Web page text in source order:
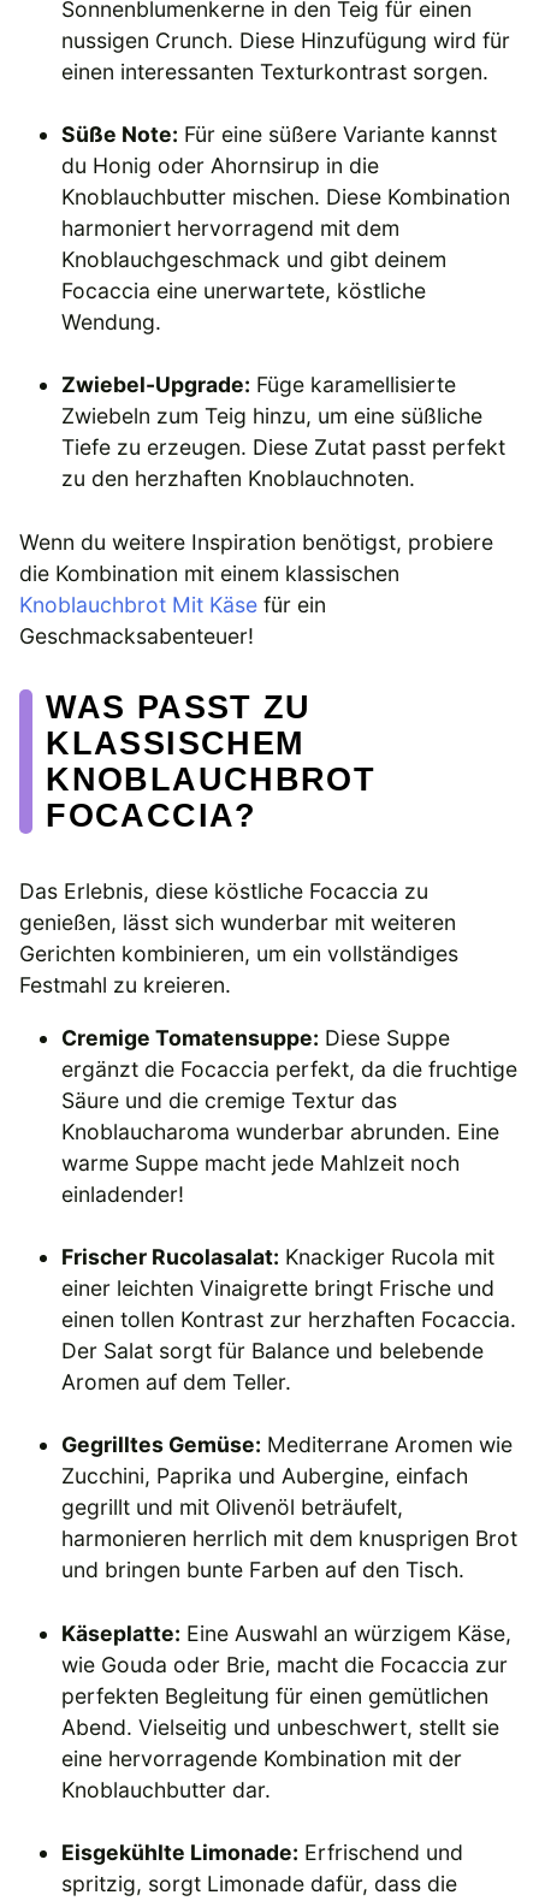
Sonnenblumenkerne in den Teig für einen
nussigen Crunch. Diese Hinzufügung wird für
einen interessanten Texturkontrast sorgen.
Süße Note: Für eine süßere Variante kannst
du Honig oder Ahornsirup in die
Knoblauchbutter mischen. Diese Kombination
harmoniert hervorragend mit dem
Knoblauchgeschmack und gibt deinem
Focaccia eine unerwartete, köstliche
Wendung.
Zwiebel-Upgrade: Füge karamellisierte
Zwiebeln zum Teig hinzu, um eine süßliche
Tiefe zu erzeugen. Diese Zutat passt perfekt
zu den herzhaften Knoblauchnoten.
Wenn du weitere Inspiration benötigst, probiere
die Kombination mit einem klassischen
Knoblauchbrot Mit Käse für ein
Geschmacksabenteuer!
WAS PASST ZU
KLASSISCHEM
KNOBLAUCHBROT
FOCACCIA?
Das Erlebnis, diese köstliche Focaccia zu
genießen, lässt sich wunderbar mit weiteren
Gerichten kombinieren, um ein vollständiges
Festmahl zu kreieren.
Cremige Tomatensuppe: Diese Suppe
ergänzt die Focaccia perfekt, da die fruchtige
Säure und die cremige Textur das
Knoblaucharoma wunderbar abrunden. Eine
warme Suppe macht jede Mahlzeit noch
einladender!
Frischer Rucolasalat: Knackiger Rucola mit
einer leichten Vinaigrette bringt Frische und
einen tollen Kontrast zur herzhaften Focaccia.
Der Salat sorgt für Balance und belebende
Aromen auf dem Teller.
Gegrilltes Gemüse: Mediterrane Aromen wie
Zucchini, Paprika und Aubergine, einfach
gegrillt und mit Olivenöl beträufelt,
harmonieren herrlich mit dem knusprigen Brot
und bringen bunte Farben auf den Tisch.
Käseplatte: Eine Auswahl an würzigem Käse,
wie Gouda oder Brie, macht die Focaccia zur
perfekten Begleitung für einen gemütlichen
Abend. Vielseitig und unbeschwert, stellt sie
eine hervorragende Kombination mit der
Knoblauchbutter dar.
Eisgekühlte Limonade: Erfrischend und
spritzig, sorgt Limonade dafür, dass die